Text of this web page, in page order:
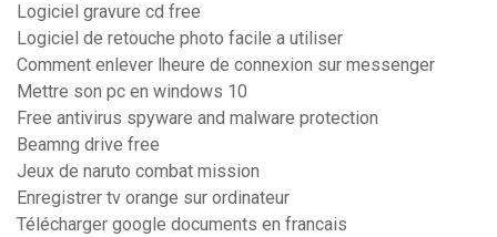
Logiciel gravure cd free
Logiciel de retouche photo facile a utiliser
Comment enlever lheure de connexion sur messenger
Mettre son pc en windows 10
Free antivirus spyware and malware protection
Beamng drive free
Jeux de naruto combat mission
Enregistrer tv orange sur ordinateur
Télécharger google documents en francais